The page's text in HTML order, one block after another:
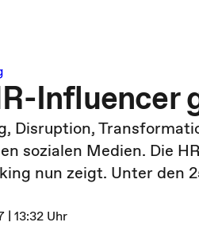
Influencer
Disruption,
sozialen Medien. Die
nun zeigt. Unter den
| 13:32 Uhr